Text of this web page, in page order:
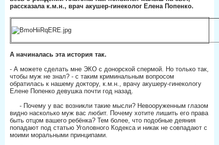
рассказала к.м.н., врач акушер-гинеколог Елена Попенко.
А начиналась эта история так.
- А можете сделать мне ЭКО с донорской спермой. Но только так,
чтобы муж не знал? - с таким криминальным вопросом
обратилась к нашему доктору, к.м.н., врачу акушеру-гинекологу
Елене Попенко девушка почти год назад.
⠀⠀- Почему у вас возникли такие мысли? Невооруженным глазом
видно насколько муж вас любит. Почему хотите лишить его права
быть отцом вашего ребёнка? Тем более, что подобные деяния
попадают под статью Уголовного Кодекса и никак не совпадают с
моими моральными принципами.